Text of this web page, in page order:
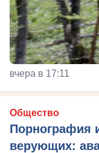
вчера в 17:11
Общество
Порнография
верующих: